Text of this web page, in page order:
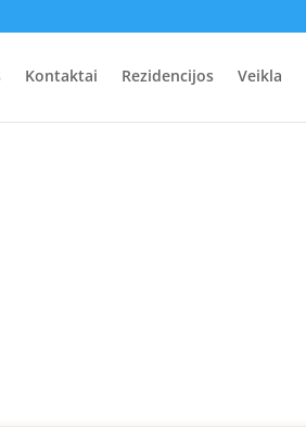
Kontaktai Rezidencijos Veikla